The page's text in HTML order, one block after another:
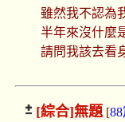
雖然我不認為
半年來沒什麼
請問我該去看
[綜合]無題[